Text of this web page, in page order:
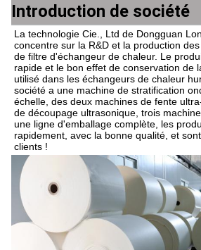
Introduction de société
La technologie Cie., Ltd de Dongguan
concentre sur la R&D et la production
de filtre d'échangeur de chaleur. Le
rapide et le bon effet de conservation de
utilisé dans les échangeurs de chaleur
société a une machine de stratification
échelle, des deux machines de fente
de découpage ultrasonique, trois
une ligne d'emballage complète, les
rapidement, avec la bonne qualité, et
clients !